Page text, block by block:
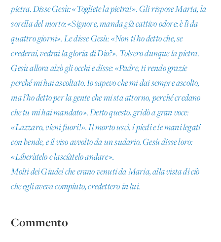
pietra. Disse Gesù: «Togliete la pietra!». Gli rispose Marta, la
sorella del morto: «Signore, manda già cattivo odore: è lì da
quattro giorni». Le disse Gesù: «Non ti ho detto che, se
crederai, vedrai la gloria di Dio?». Tolsero dunque la pietra.
Gesù allora alzò gli occhi e disse: «Padre, ti rendo grazie
perché mi hai ascoltato. Io sapevo che mi dai sempre ascolto,
ma l'ho detto per la gente che mi sta attorno, perché credano
che tu mi hai mandato». Detto questo, gridò a gran voce:
«Lazzaro, vieni fuori!». Il morto uscì, i piedi e le mani legati
con bende, e il viso avvolto da un sudario. Gesù disse loro:
«Liberàtelo e lasciàtelo andare».
Molti dei Giudei che erano venuti da Maria, alla vista di ciò
che egli aveva compiuto, credettero in lui.
Commento